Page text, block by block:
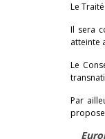
Le
Il sera
atteinte
Le
Par